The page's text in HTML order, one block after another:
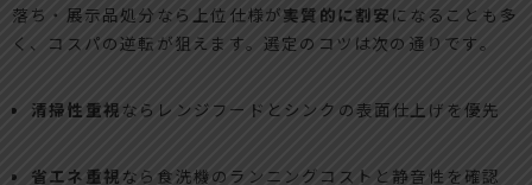
落ち・展示品処分なら上位仕様が実質的に割安 になることも多
く、コスパの逆転が狙えます。選定のコツは次の通りです。
清掃性重視 ならレンジフードとシンクの表面仕上げを優先
省エネ重視 なら食洗機のランニングコストと静音性を確認